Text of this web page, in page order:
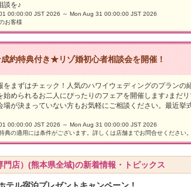
談を♪
00:00:00 JST 2026 ～ Mon Aug 31 00:00:00 JST 2026
お客様
約特典付き★リゾ婚初心者相談会を開催！
をまずはチェック！人気のハワイウェディングのプランの
始められるお二人にぴったりのフェアを開催します♪まだ
場が決まっていない方もお気軽にご相談ください。最近挙
00:00:00 JST 2026 ～ Mon Aug 31 00:00:00 JST 2026
の適用には条件がございます。詳しくは店舗までお問合せください。
店）(熊本県全域)の新着情報・トピックス